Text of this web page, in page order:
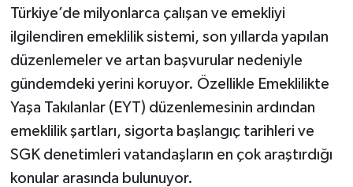
Türkiye’de milyonlarca çalışan ve emekliyi
ilgilendiren emeklilik sistemi, son yıllarda yapılan
düzenlemeler ve artan başvurular nedeniyle
gündemdeki yerini koruyor. Özellikle Emeklilikte
Yaşa Takılanlar (EYT) düzenlemesinin ardından
emeklilik şartları, sigorta başlangıç tarihleri ve
SGK denetimleri vatandaşların en çok araştırdığı
konular arasında bulunuyor.